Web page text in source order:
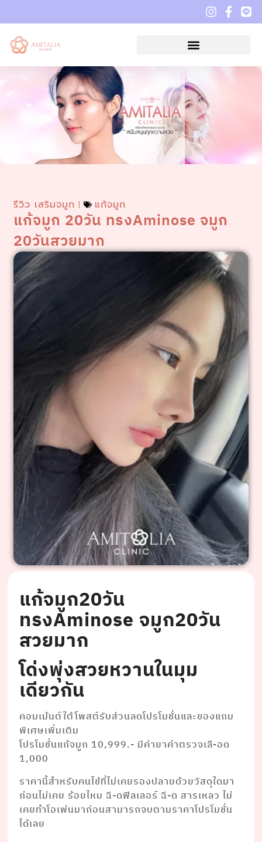
รีวิว เสริมจมูก แก้จมูก
แก้จมูก 20วัน ทรงAminose จมูก
20วันสวยมาก
แก้จมูก20วัน
ทรงAminose จมูก20วัน
สวยมาก
โด่งพุ่งสวยหวานในมุม
เดียวกัน
คอมเม้นต์ใต้โพสต์รับส่วนลดโปรโมชั่นและของแถม
พิเศษเพิ่มเติม
โปรโมชั่นแก้จมูก 10,999.- มีค่ายาค่าตรวจเลื-อด
1,000
ราคานี้สำหรับคนไข้ที่ไม่เคยรองปลายด้วยวัสดุใดมา
ก่อนไม่เคย ร้อยไหม ฉี-ดฟิลเลอร์ ฉี-ด สารเหลว ไม่
เคยทำโอเพ่นมาก่อนสามารถจบตามราคาโปรโมชั่น
ได้เลย